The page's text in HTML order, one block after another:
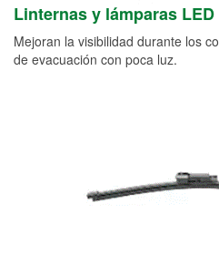
Linternas y lámparas LED
Mejoran la visibilidad durante los
de evacuación con poca luz.